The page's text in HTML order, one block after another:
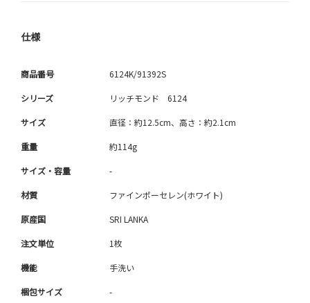
仕様
商品番号 6124K/91392S
シリーズ リッチモンド 6124
サイズ 直径：約12.5cm、高さ：約2.1cm
重量 約114g
サイズ・容量 -
材質 ファインポーセレン(ホワイト)
原産国 SRI LANKA
注文単位 1枚
機能 手洗い
梱包サイズ -